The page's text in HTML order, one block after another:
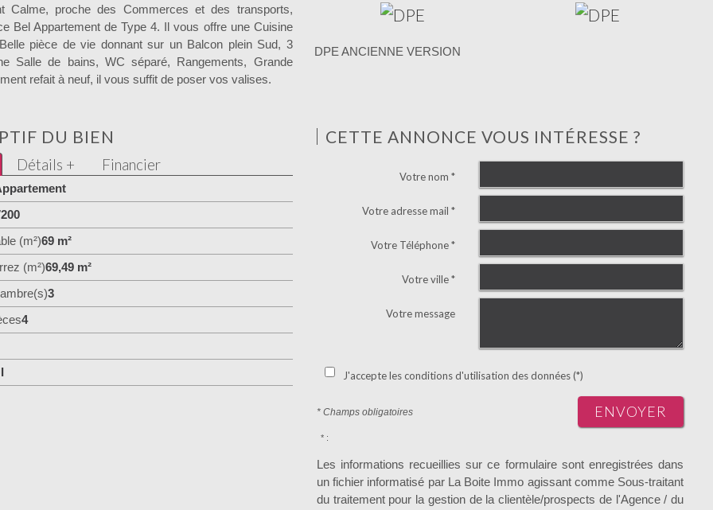
Calme, proche des Commerces et des transports,
Bel Appartement de Type 4. Il vous offre une Cuisine
pièce de vie donnant sur un Balcon plein Sud, 3
Salle de bains, WC séparé, Rangements, Grande
refait à neuf, il vous suffit de poser vos valises.
DPE ANCIENNE VERSION
DU BIEN
Détails + Financier
(m²)69 m²
(m²)69,49 m²
3
4
CETTE ANNONCE VOUS INTÉRESSE ?
Votre nom *
Votre adresse mail *
Votre Téléphone *
Votre ville *
Votre message
J'accepte les conditions d'utilisation des données (*)
* Champs obligatoires ENVOYER
* :
Les informations recueillies sur ce formulaire sont enregistrées dans
un fichier informatisé par La Boite Immo agissant comme Sous-traitant
du traitement pour la gestion de la clientèle/prospects de l'Agence / du